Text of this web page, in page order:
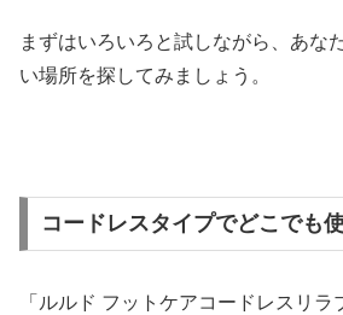
まずはいろいろと試しながら、あな
い場所を探してみましょう。
コードレスタイプでどこでも
「ルルド フットケアコードレスリラ